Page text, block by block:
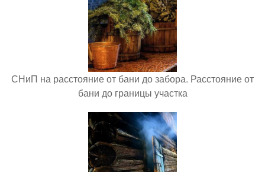
СНиП на расстояние от бани до забора. Расстояние от
бани до границы участка